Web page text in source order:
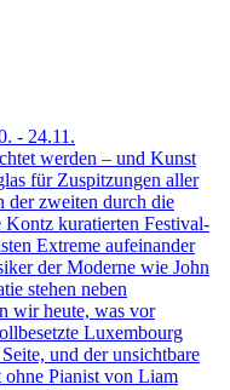
- 24.11.
werden – und Kunst
für Zuspitzungen aller
der zweiten durch die
kuratierten Festival-
Extreme aufeinander
der Moderne wie John
stehen neben
wir heute, was vor
Luxembourg
und der unsichtbare
Pianist von Liam